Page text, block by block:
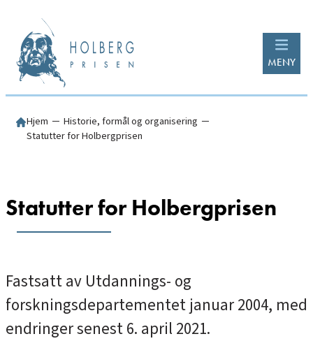
innhold
MENY
Hjem ─ Historie, formål og organisering ─
Statutter for Holbergprisen
Statutter for Holbergprisen
Fastsatt av Utdannings- og
forskningsdepartementet januar 2004, med
endringer senest 6. april 2021.